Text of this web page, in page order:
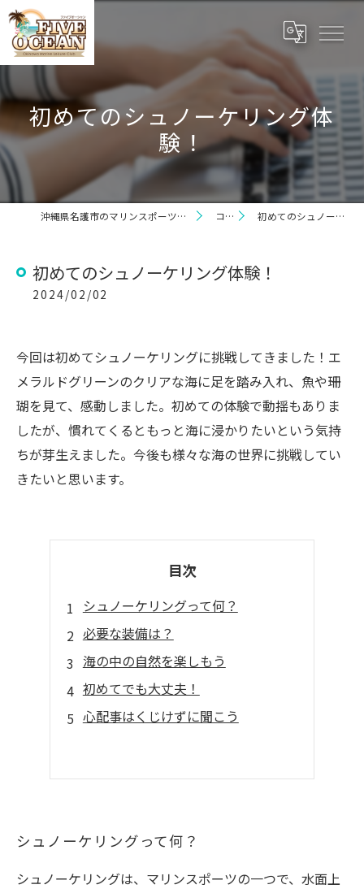
初めてのシュノーケリング体
験！
沖縄県名護市のマリンスポーツならファイブオーシャン コラム 初めてのシュノーケリング体験！
初めてのシュノーケリング体験！
2024/02/02
今回は初めてシュノーケリングに挑戦してきました！エ
メラルドグリーンのクリアな海に足を踏み入れ、魚や珊
瑚を見て、感動しました。初めての体験で動揺もありま
したが、慣れてくるともっと海に浸かりたいという気持
ちが芽生えました。今後も様々な海の世界に挑戦してい
きたいと思います。
目次
シュノーケリングって何？
必要な装備は？
海の中の自然を楽しもう
初めてでも大丈夫！
心配事はくじけずに聞こう
シュノーケリングって何？
シュノーケリングは、マリンスポーツの一つで、水面上